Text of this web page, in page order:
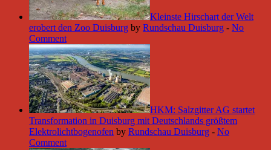
Kleinste Hirschart der Welt
erobert den Zoo Duisburg by Rundschau Duisburg - No
Comment
HKM: Salzgitter AG startet
Transformation in Duisburg mit Deutschlands größtem
Elektrolichtbogenofen by Rundschau Duisburg - No
Comment